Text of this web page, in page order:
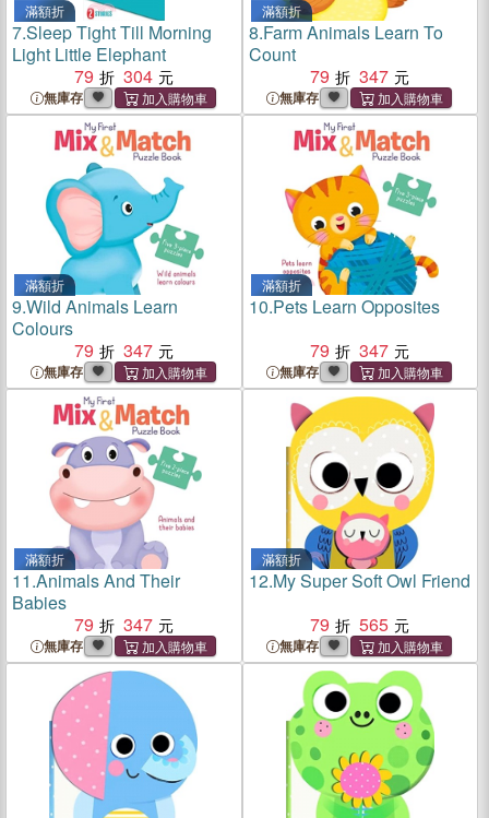
滿額折
7.Sleep Tight Till Morning
Light Little Elephant
79
304
無庫存
滿額折
8.Farm Animals Learn To
Count
79
347
無庫存
滿額折
9.Wild Animals Learn
Colours
79
347
無庫存
滿額折
10.Pets Learn Opposites
79
347
無庫存
滿額折
11.Animals And Their
Babies
79
347
無庫存
滿額折
12.My Super Soft Owl Friend
79
565
無庫存